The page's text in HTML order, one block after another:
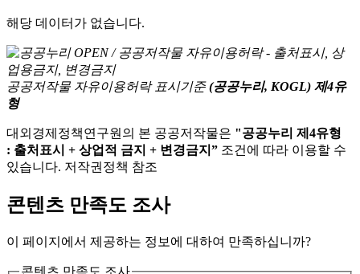
해당 데이터가 없습니다.
공공저작물 자유이용허락 표시기준 (공공누리, KOGL) 제4유
형
대외경제정책연구원의 본 공공저작물은 "공공누리 제4유형
: 출처표시 + 상업적 금지 + 변경금지” 조건에 따라 이용할 수
있습니다. 저작권정책 참조
콘텐츠 만족도 조사
이 페이지에서 제공하는 정보에 대하여 만족하십니까?
콘텐츠 만족도 조사